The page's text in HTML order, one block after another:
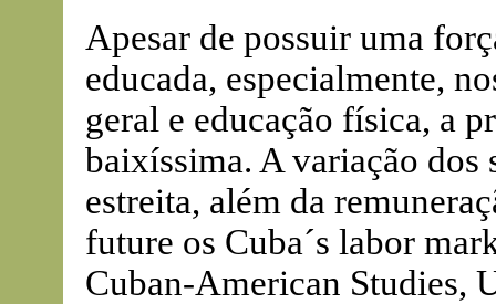
Apesar de possuir uma
educada, especialmente,
geral e educação física, a
baixíssima. A variação dos
estreita, além da
future os Cuba´s labor
Cuban-American Studies,